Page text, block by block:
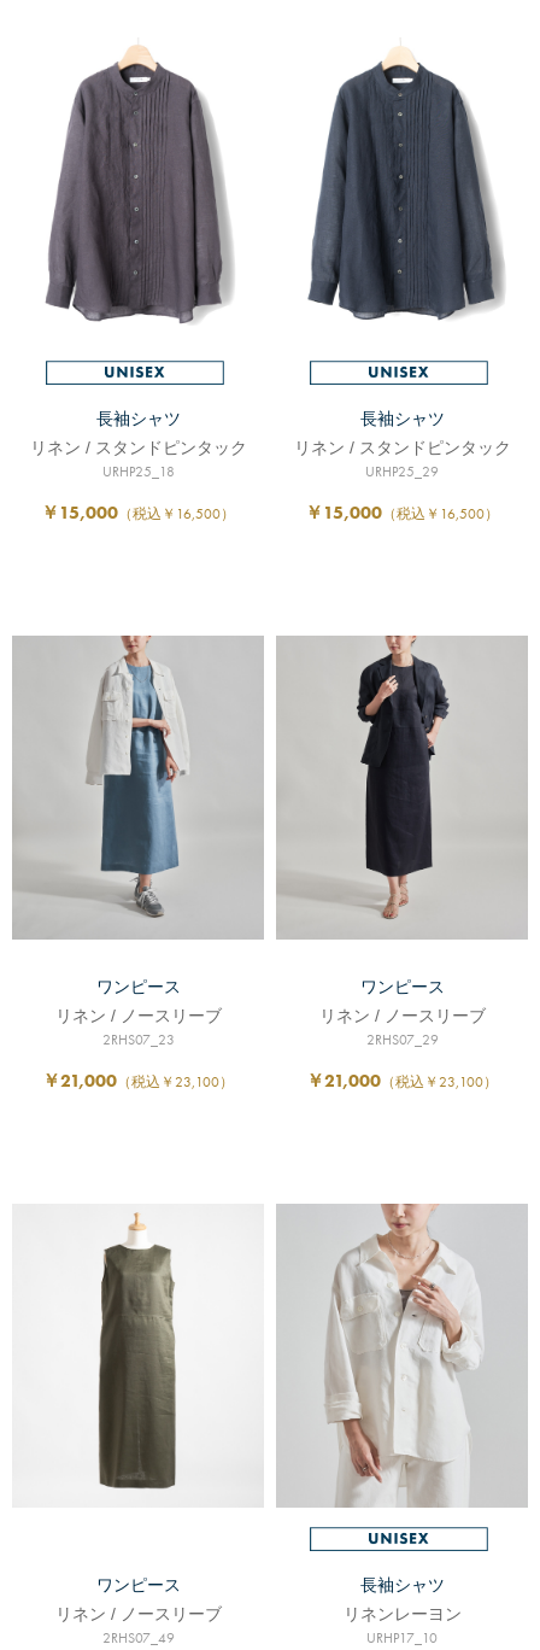
長袖シャツ
リネン / スタンドピンタック
URHP25_18
￥15,000 （税込￥16,500）
長袖シャツ
リネン / スタンドピンタック
URHP25_29
￥15,000 （税込￥16,500）
ワンピース
リネン / ノースリーブ
2RHS07_23
￥21,000 （税込￥23,100）
ワンピース
リネン / ノースリーブ
2RHS07_29
￥21,000 （税込￥23,100）
ワンピース
リネン / ノースリーブ
2RHS07_49
長袖シャツ
リネンレーヨン
URHP17_10